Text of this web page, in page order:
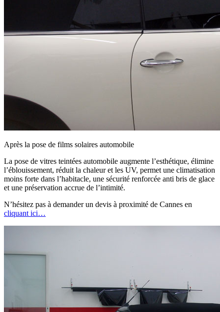
Après la pose de films solaires automobile
La pose de vitres teintées automobile augmente l’esthétique, élimine
l’éblouissement, réduit la chaleur et les UV, permet une climatisation
moins forte dans l’habitacle, une sécurité renforcée anti bris de glace
et une préservation accrue de l’intimité.
N’hésitez pas à demander un devis à proximité de Cannes en
cliquant ici…